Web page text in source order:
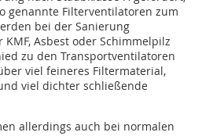
genannte Filterventilatoren zum
bei der Sanierung
Asbest oder Schimmelpilz
zu den Transportventilatoren
viel feineres Filtermaterial,
viel dichter schließende
allerdings auch bei normalen